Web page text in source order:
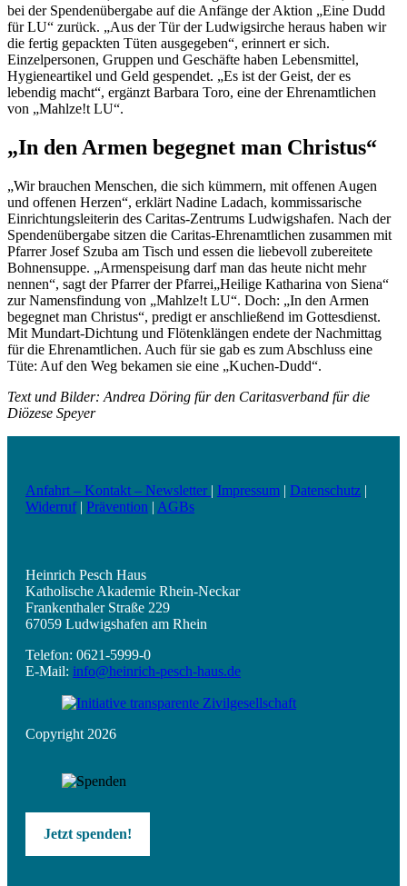
bei der Spendenübergabe auf die Anfänge der Aktion „Eine Dudd
für LU“ zurück. „Aus der Tür der Ludwigsirche heraus haben wir
die fertig gepackten Tüten ausgegeben“, erinnert er sich.
Einzelpersonen, Gruppen und Geschäfte haben Lebensmittel,
Hygieneartikel und Geld gespendet. „Es ist der Geist, der es
lebendig macht“, ergänzt Barbara Toro, eine der Ehrenamtlichen
von „Mahlze!t LU“.
„In den Armen begegnet man Christus“
„Wir brauchen Menschen, die sich kümmern, mit offenen Augen
und offenen Herzen“, erklärt Nadine Ladach, kommissarische
Einrichtungsleiterin des Caritas-Zentrums Ludwigshafen. Nach der
Spendenübergabe sitzen die Caritas-Ehrenamtlichen zusammen mit
Pfarrer Josef Szuba am Tisch und essen die liebevoll zubereitete
Bohnensuppe. „Armenspeisung darf man das heute nicht mehr
nennen“, sagt der Pfarrer der Pfarrei„Heilige Katharina von Siena“
zur Namensfindung von „Mahlze!t LU“. Doch: „In den Armen
begegnet man Christus“, predigt er anschließend im Gottesdienst.
Mit Mundart-Dichtung und Flötenklängen endete der Nachmittag
für die Ehrenamtlichen. Auch für sie gab es zum Abschluss eine
Tüte: Auf den Weg bekamen sie eine „Kuchen-Dudd“.
Text und Bilder: Andrea Döring für den Caritasverband für die
Diözese Speyer
Anfahrt – Kontakt – Newsletter | Impressum | Datenschutz |
Widerruf| Prävention | AGBs
Heinrich Pesch Haus
Katholische Akademie Rhein-Neckar
Frankenthaler Straße 229
67059 Ludwigshafen am Rhein
Telefon: 0621-5999-0
E-Mail: info@heinrich-pesch-haus.de
Copyright 2026
Jetzt spenden!